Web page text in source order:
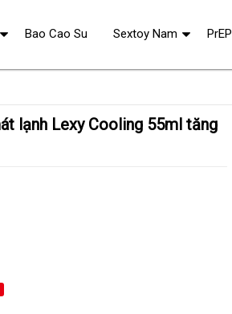
Bao Cao Su Sextoy Nam PrEP